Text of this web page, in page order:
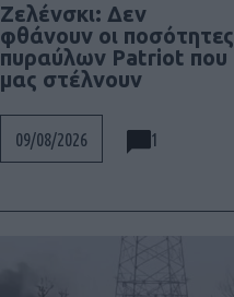
Ζελένσκι: Δεν
φθάνουν οι ποσότητες
πυραύλων Patriot που
μας στέλνουν
09/08/2026 1